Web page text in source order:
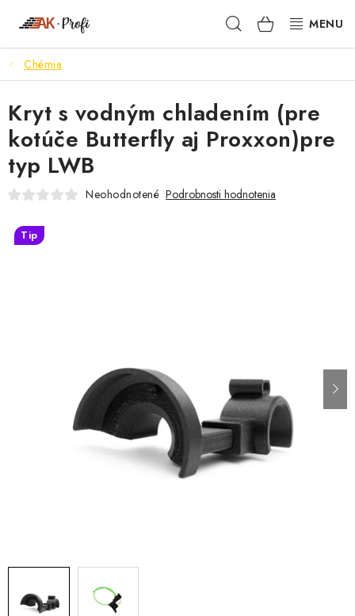
Hľadať
KOŠÍK
SIGMA
TENAX
VŠETKO ČO POTREBUJEŠ
NOVINKY
SKRYTÉ RIEŠENIA
ODSÁVANIE NA REZANIE A BRÚSENIE OBKLADOV
BUILDAKADÉMIA – Z PRAXE PRE PRAX
PODMIENKY OCHRANY OSOBNÝCH ÚDAJOV
Ako nakupovať
Obchodné podmienky
Podmienky ochrany osobných údajov
Chémia
Kryt s vodným chladením (pre
kotúče Butterfly aj Proxxon)pre
typ LWB
Neohodnotené Podrobnosti hodnotenia
Tip